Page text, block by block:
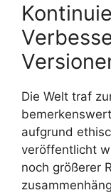
Die Welt traf
aufgrund
veröffentlicht
noch größerer